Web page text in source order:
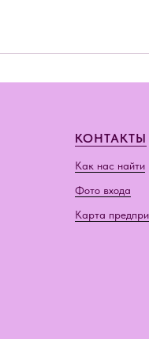
КОНТАКТЫ
Как нас найти
Фото входа
Карта